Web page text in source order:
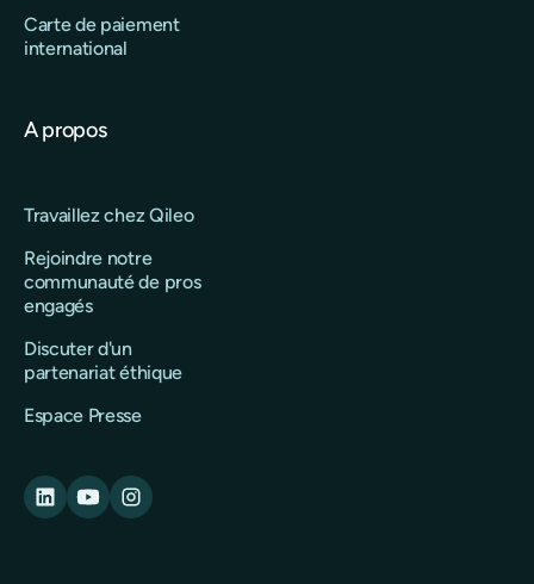
Carte de paiement
international
A propos
Travaillez chez Qileo
Rejoindre notre
communauté de pros
engagés
Discuter d'un
partenariat éthique
Espace Presse